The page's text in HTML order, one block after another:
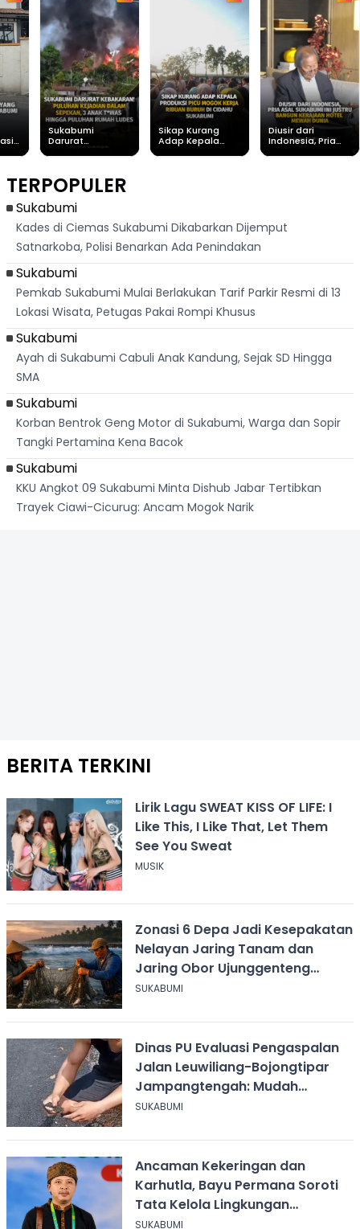
Sukabumi
Darurat
Kebakaran!
Anak Tewas
Hingga Puluhan
Rumah Ludes
Sikap Kurang
Adap Kepala
Diusir dari
Indonesia, Pria
TERPOPULER
Sukabumi
Kades di Ciemas Sukabumi Dikabarkan Dijemput
Satnarkoba, Polisi Benarkan Ada Penindakan
Sukabumi
Pemkab Sukabumi Mulai Berlakukan Tarif Parkir Resmi di 13
Lokasi Wisata, Petugas Pakai Rompi Khusus
Sukabumi
Ayah di Sukabumi Cabuli Anak Kandung, Sejak SD Hingga
SMA
Sukabumi
Korban Bentrok Geng Motor di Sukabumi, Warga dan Sopir
Tangki Pertamina Kena Bacok
Sukabumi
KKU Angkot 09 Sukabumi Minta Dishub Jabar Tertibkan
Trayek Ciawi-Cicurug: Ancam Mogok Narik
BERITA TERKINI
Lirik Lagu SWEAT KISS OF LIFE: I
Like This, I Like That, Let Them
See You Sweat
MUSIK
Zonasi 6 Depa Jadi Kesepakatan
Nelayan Jaring Tanam dan
Jaring Obor Ujunggenteng
Sukabumi
SUKABUMI
Dinas PU Evaluasi Pengaspalan
Jalan Leuwiliang-Bojongtipar
Jampangtengah: Mudah
Mengelupas
SUKABUMI
Ancaman Kekeringan dan
Karhutla, Bayu Permana Soroti
Tata Kelola Lingkungan
Sukabumi
SUKABUMI